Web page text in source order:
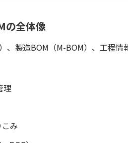
の全体像
、製造BOM（M-BOM）、工程
理
み